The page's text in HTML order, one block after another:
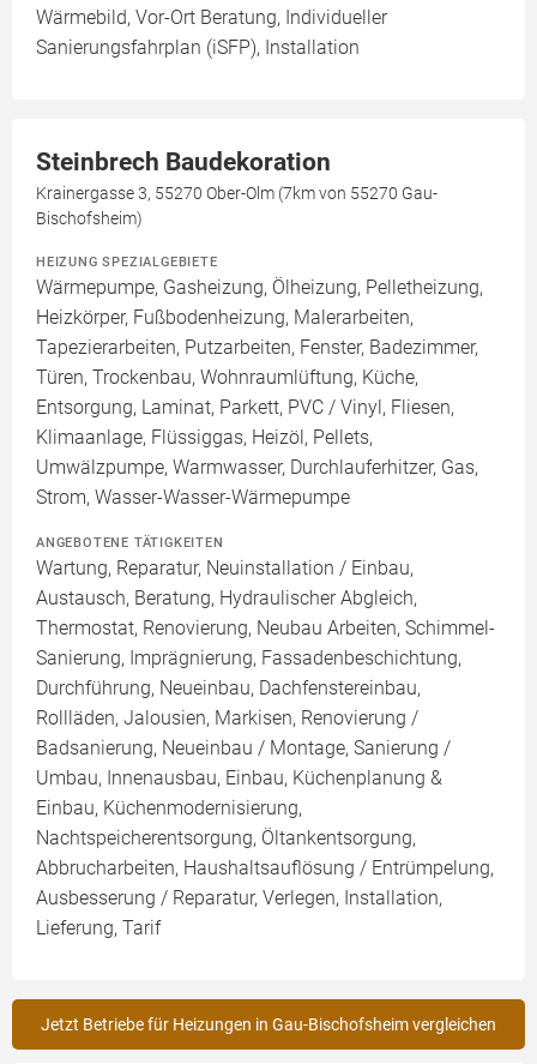
Wärmebild, Vor-Ort Beratung, Individueller
Sanierungsfahrplan (iSFP), Installation
Steinbrech Baudekoration
Krainergasse 3, 55270 Ober-Olm (7km von 55270 Gau-
Bischofsheim)
HEIZUNG SPEZIALGEBIETE
Wärmepumpe, Gasheizung, Ölheizung, Pelletheizung,
Heizkörper, Fußbodenheizung, Malerarbeiten,
Tapezierarbeiten, Putzarbeiten, Fenster, Badezimmer,
Türen, Trockenbau, Wohnraumlüftung, Küche,
Entsorgung, Laminat, Parkett, PVC / Vinyl, Fliesen,
Klimaanlage, Flüssiggas, Heizöl, Pellets,
Umwälzpumpe, Warmwasser, Durchlauferhitzer, Gas,
Strom, Wasser-Wasser-Wärmepumpe
ANGEBOTENE TÄTIGKEITEN
Wartung, Reparatur, Neuinstallation / Einbau,
Austausch, Beratung, Hydraulischer Abgleich,
Thermostat, Renovierung, Neubau Arbeiten, Schimmel-
Sanierung, Imprägnierung, Fassadenbeschichtung,
Durchführung, Neueinbau, Dachfenstereinbau,
Rollläden, Jalousien, Markisen, Renovierung /
Badsanierung, Neueinbau / Montage, Sanierung /
Umbau, Innenausbau, Einbau, Küchenplanung &
Einbau, Küchenmodernisierung,
Nachtspeicherentsorgung, Öltankentsorgung,
Abbrucharbeiten, Haushaltsauflösung / Entrümpelung,
Ausbesserung / Reparatur, Verlegen, Installation,
Lieferung, Tarif
Jetzt Betriebe für Heizungen in Gau-Bischofsheim vergleichen